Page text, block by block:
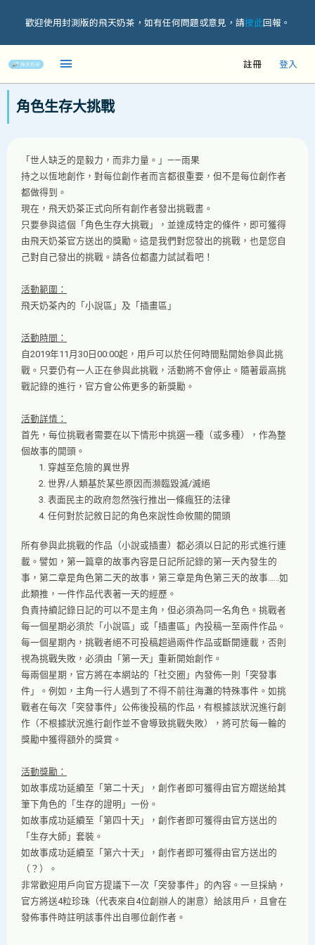
歡迎使用封測版的飛天奶茶，如有任何問題或意見，請按此回報。
註冊 登入
角色生存大挑戰
「世人缺乏的是毅力，而非力量。」——雨果
持之以恆地創作，對每位創作者而言都很重要，但不是每位創作者
都做得到。
現在，飛天奶茶正式向所有創作者發出挑戰書。
只要參與這個「角色生存大挑戰」，並達成特定的條件，即可獲得
由飛天奶茶官方送出的獎勵。這是我們對您發出的挑戰，也是您自
己對自己發出的挑戰。請各位都盡力試試看吧！
活動範圍：
飛天奶茶內的「小說區」及「插畫區」
活動時間：
自2019年11月30日00:00起，用戶可以於任何時間點開始參與此挑
戰。只要仍有一人正在參與此挑戰，活動將不會停止。隨著最高挑
戰記錄的進行，官方會公佈更多的新獎勵。
活動詳情：
首先，每位挑戰者需要在以下情形中挑選一種（或多種），作為整
個故事的開頭。
穿越至危險的異世界
世界/人類基於某些原因而瀕臨毀滅/滅絕
表面民主的政府忽然強行推出一條瘋狂的法律
任何對於記敘日記的角色來說性命攸關的開頭
所有參與此挑戰的作品（小說或插畫）都必須以日記的形式進行連
載。譬如，第一篇章的故事內容是日記所記錄的第一天內發生的
事，第二章是角色第二天的故事，第三章是角色第三天的故事……如
此類推，一件作品代表著一天的經歷。
負責持續記錄日記的可以不是主角，但必須為同一名角色。挑戰者
每一個星期必須於「小說區」或「插畫區」內投稿一至兩件作品。
每一個星期內，挑戰者絕不可投稿超過兩件作品或斷開連載，否則
視為挑戰失敗，必須由「第一天」重新開始創作。
每兩個星期，官方將在本網站的「社交圈」內發佈一則「突發事
件」。例如，主角一行人遇到了不得不前往海灘的特殊事件。如挑
戰者在每次「突發事件」公佈後投稿的作品，有根據該狀況進行創
作（不根據狀況進行創作並不會導致挑戰失敗），將可於每一輪的
獎勵中獲得額外的獎賞。
活動獎勵：
如故事成功延續至「第二十天」，創作者即可獲得由官方贈送給其
筆下角色的「生存的證明」一份。
如故事成功延續至「第四十天」，創作者即可獲得由官方送出的
「生存大師」套裝。
如故事成功延續至「第六十天」，創作者即可獲得由官方送出的
（？）。
非常歡迎用戶向官方提議下一次「突發事件」的內容。一旦採納，
官方將送4粒珍珠（代表來自4位創辦人的謝意）給該用戶，且會在
發佈事件時註明該事件出自哪位創作者。